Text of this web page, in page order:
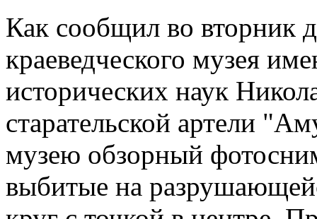
Как сообщил во вторник
краеведческого музея
исторических наук
старательской артели
музею обзорный
выбитые на